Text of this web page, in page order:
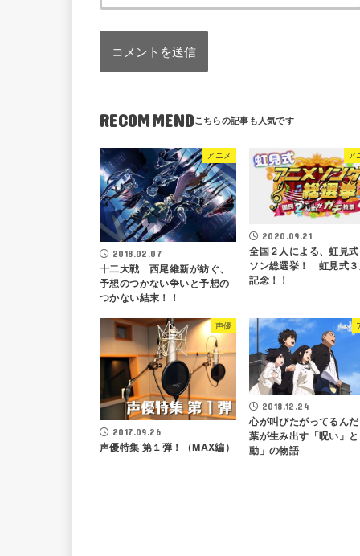
RECOMMEND
アニメ
2018.02.07
十二大戦 西尾維新が紡ぐ、
予想のつかない争いと予想の
つかない結末！！
ア
2020.09.21
全国２人による、虹見
ソン総選挙！ 虹見式
記念！！
声優
2017.09.26
声優特集 第１弾！（MAX編）
2018.12.24
心が叫びたがってるん
葉が生み出す「呪い」
動」の物語